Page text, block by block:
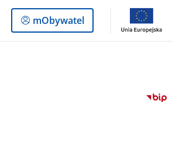
Logowanie
do
mObywatel